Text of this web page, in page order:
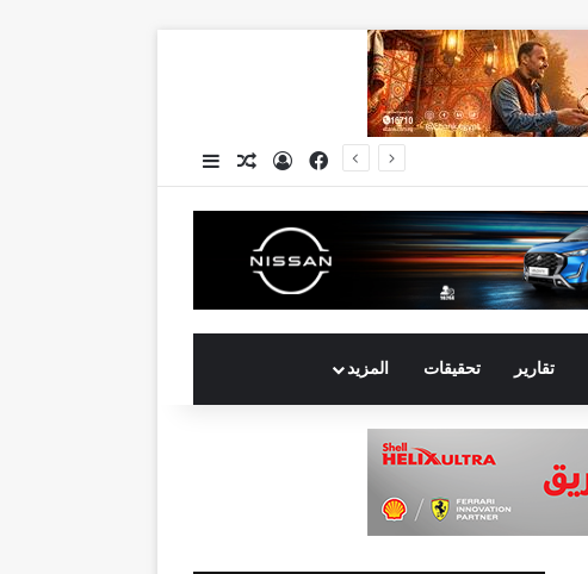
فيسبوكتسجيل الدخول
مقال عشوائي
إضافة عمود جانبي
تقارير تحقيقات المزيد